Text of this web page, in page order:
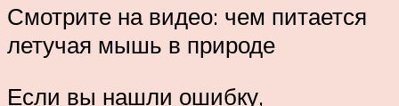
Смотрите на видео: чем питается
летучая мышь в природе
Если вы нашли ошибку,